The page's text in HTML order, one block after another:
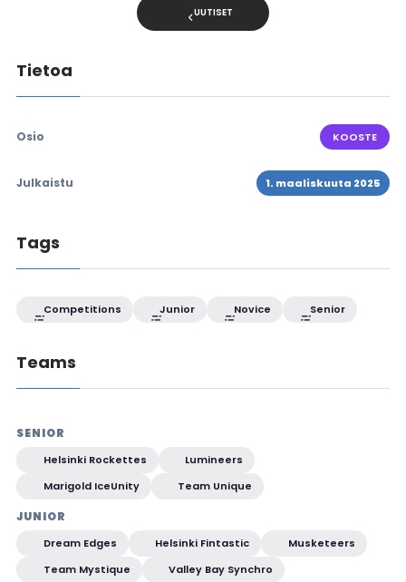
UUTISET
Tietoa
Osio KOOSTE
Julkaistu 1. maaliskuuta 2025
Tags
Competitions Junior Novice Senior
Teams
SENIOR
Helsinki Rockettes
Lumineers
Marigold IceUnity
Team Unique
JUNIOR
Dream Edges Helsinki Fintastic
Musketeers
Team Mystique
Valley Bay Synchro